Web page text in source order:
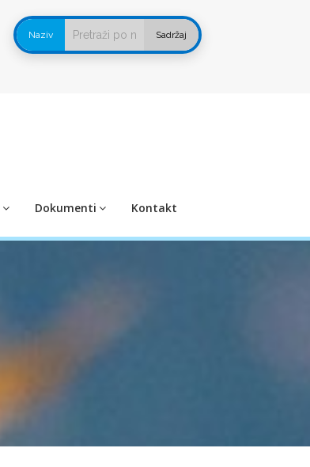
Naziv Sadržaj
Dokumenti Kontakt